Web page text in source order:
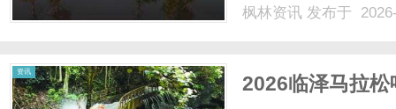
具，应当具备清晰的
枫林资讯 发布于
资讯
2026临泽马拉松